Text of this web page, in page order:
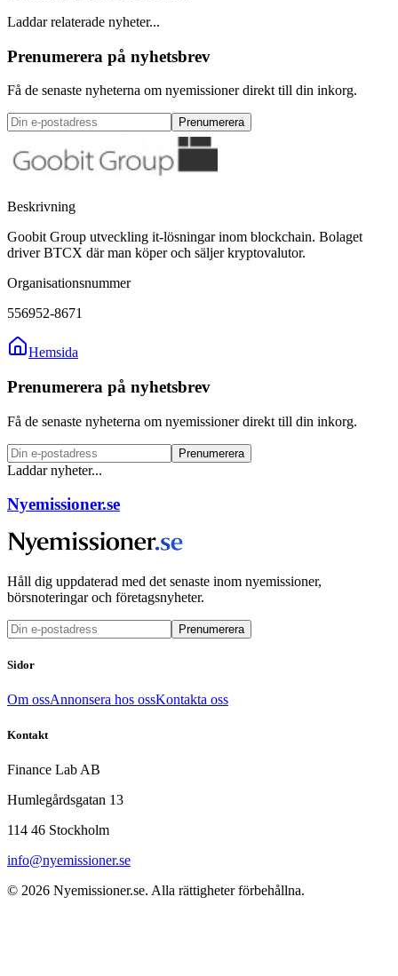
Laddar relaterade nyheter...
Prenumerera på nyhetsbrev
Få de senaste nyheterna om nyemissioner direkt till din inkorg.
Prenumerera
Beskrivning
Goobit Group utveckling it-lösningar inom blockchain. Bolaget
driver BTCX där man köper och säljer kryptovalutor.
Organisationsnummer
556952-8671
Hemsida
Prenumerera på nyhetsbrev
Få de senaste nyheterna om nyemissioner direkt till din inkorg.
Prenumerera
Laddar nyheter...
Nyemissioner.se
Håll dig uppdaterad med det senaste inom nyemissioner,
börsnoteringar och företagsnyheter.
Prenumerera
Sidor
Om ossAnnonsera hos ossKontakta oss
Kontakt
Finance Lab AB
Humlegårdsgatan 13
114 46 Stockholm
info@nyemissioner.se
© 2026 Nyemissioner.se. Alla rättigheter förbehållna.